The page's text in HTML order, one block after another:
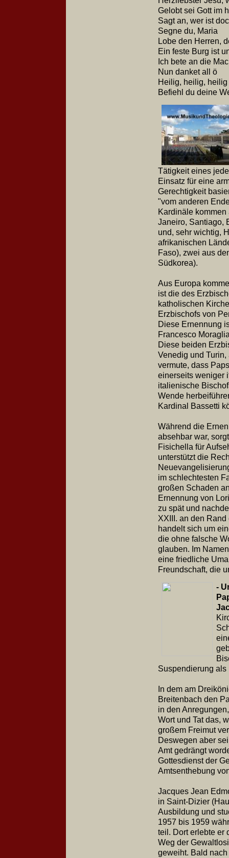
Gelobt sei Gott im
Sagt an, wer ist
Segne du, Maria
Lobe den Herren,
Ein feste Burg ist
Ich bete an die
Nun danket all ö
Heilig, heilig,
Befiehl du deine
Tätigkeit eines
Einsatz für eine
Gerechtigkeit
"vom anderen
Kardinäle
Janeiro, Santiago,
und, sehr wichtig,
afrikanischen
Faso), zwei aus
Südkorea).
Aus Europa
ist die des
katholischen
Erzbischofs von
Diese Ernennung
Francesco
Diese beiden
Venedig und
vermute, dass
einerseits weniger
italienische
Wende
Kardinal Bassetti
Während die
absehbar war,
Fisichella für
unterstützt die
im schlechtesten
großen Schaden
Ernennung von
zu spät und
XXIII. an den
handelt sich um
die ohne falsche
glauben. Im
eine friedliche
Freundschaft, die
-
Suspendierung
In dem am
Breitenbach den
in den
Wort und Tat das,
großem Freimut
Deswegen aber
Amt gedrängt
Gottesdienst der
Amtsenthebung
Jacques Jean
in Saint-Dizier
Ausbildung und
1957 bis 1959
teil. Dort erlebte er
Weg der
geweiht. Bald